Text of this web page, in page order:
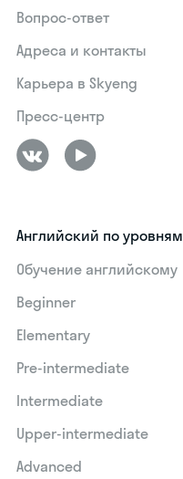
Вопрос-ответ
Адреса и контакты
Карьера в Skyeng
Пресс-центр
Английский по уровням
Обучение английскому
Beginner
Elementary
Pre-intermediate
Intermediate
Upper-intermediate
Advanced